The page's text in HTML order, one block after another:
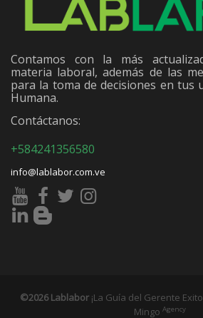
Contamos con la más
materia laboral, además de las
para la toma de decisiones en tus
Humana.
Contáctanos:
+584241356580
info@lablabor.com.ve
©2026 Lablabor ¡La Guía del Gerente
Mingo Agency